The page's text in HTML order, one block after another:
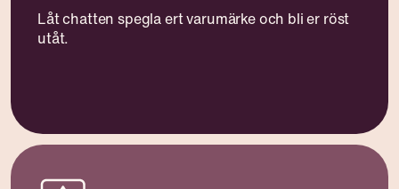
Låt chatten spegla ert varumärke och bli er röst
utåt.